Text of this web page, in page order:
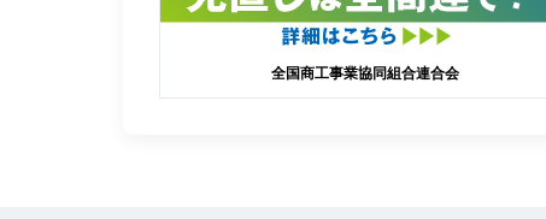
全国商工事業協同組合連合会